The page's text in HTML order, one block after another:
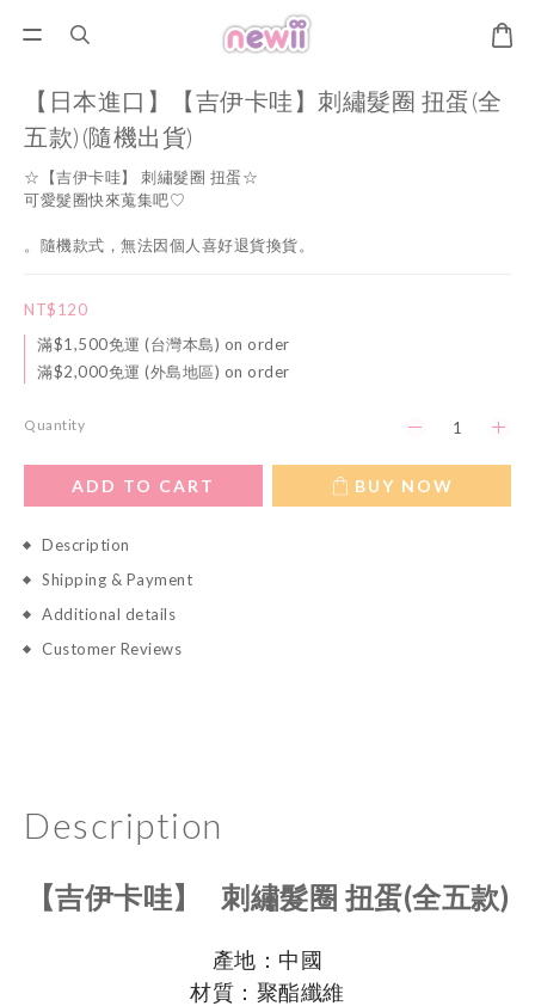
【日本進口】【吉伊卡哇】刺繡髮圈 扭蛋(全
五款)(隨機出貨)
☆【吉伊卡哇】 刺繡髮圈 扭蛋☆
可愛髮圈快來蒐集吧♡
。隨機款式，無法因個人喜好退貨換貨。
NT$120
滿$1,500免運 (台灣本島) on order
滿$2,000免運 (外島地區) on order
Quantity
ADD TO CART BUY NOW
Description
Shipping & Payment
Additional details
Customer Reviews
Description
【吉伊卡哇】 刺繡髮圈 扭蛋(全五款)
產地：中國
材質：聚酯纖維